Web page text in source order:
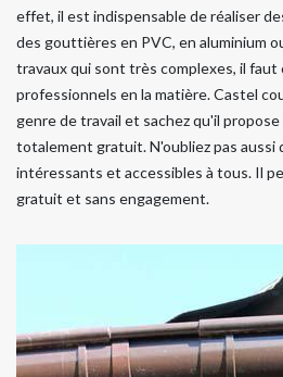
effet, il est indispensable de réaliser
des gouttières en PVC, en aluminium
travaux qui sont très complexes, il
professionnels en la matière. Castel
genre de travail et sachez qu'il
totalement gratuit. N'oubliez pas aussi
intéressants et accessibles à tous. Il
gratuit et sans engagement.